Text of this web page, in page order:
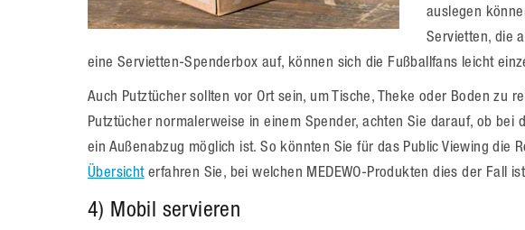
auslegen
Servietten, die
eine Servietten-Spenderbox auf, können sich die Fußballfans leicht
Auch Putztücher sollten vor Ort sein, um Tische, Theke oder Boden zu
Putztücher normalerweise in einem Spender, achten Sie darauf, ob bei
ein Außenabzug möglich ist. So könnten Sie für das Public Viewing die
Übersichterfahren Sie, bei welchen MEDEWO-Produkten dies der Fall
4) Mobil servieren